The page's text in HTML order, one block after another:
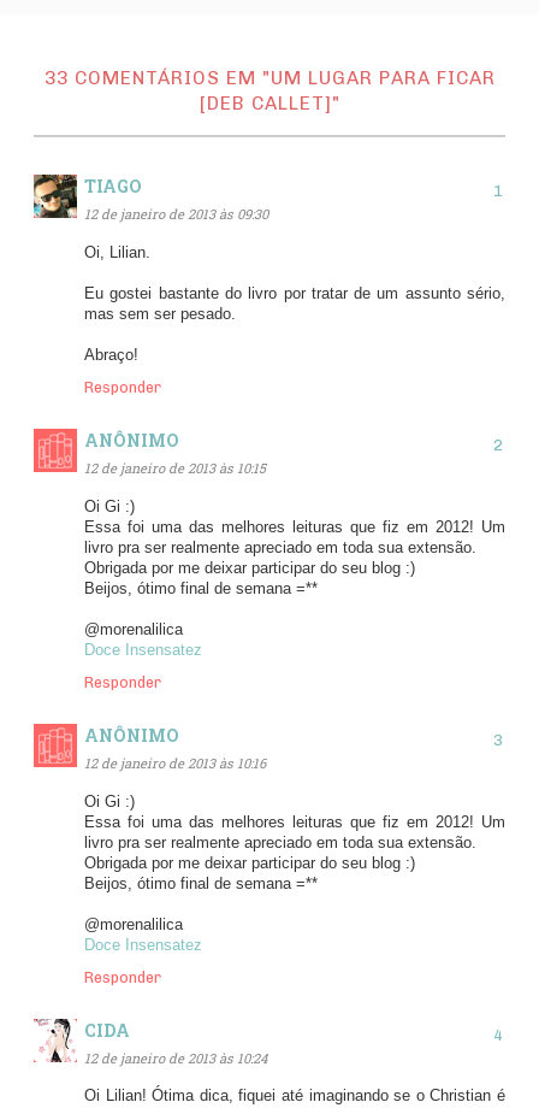
33 COMENTÁRIOS EM "UM LUGAR PARA FICAR
[DEB CALLET]"
TIAGO
12 de janeiro de 2013 às 09:30
Oi, Lilian.
Eu gostei bastante do livro por tratar de um assunto sério,
mas sem ser pesado.
Abraço!
Responder
ANÔNIMO
12 de janeiro de 2013 às 10:15
Oi Gi :)
Essa foi uma das melhores leituras que fiz em 2012! Um
livro pra ser realmente apreciado em toda sua extensão.
Obrigada por me deixar participar do seu blog :)
Beijos, ótimo final de semana =**
@morenalilica
Doce Insensatez
Responder
ANÔNIMO
12 de janeiro de 2013 às 10:16
Oi Gi :)
Essa foi uma das melhores leituras que fiz em 2012! Um
livro pra ser realmente apreciado em toda sua extensão.
Obrigada por me deixar participar do seu blog :)
Beijos, ótimo final de semana =**
@morenalilica
Doce Insensatez
Responder
CIDA
12 de janeiro de 2013 às 10:24
Oi Lilian! Ótima dica, fiquei até imaginando se o Christian é